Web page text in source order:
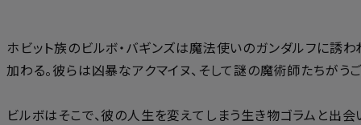
ホビット族のビルボ・バギンズは魔法使いのガンダルフに誘
加わる。彼らは凶暴なアクマイヌ、そして謎の魔術師たちが
ビルボはそこで、彼の人生を変えてしまう生き物ゴラムと出